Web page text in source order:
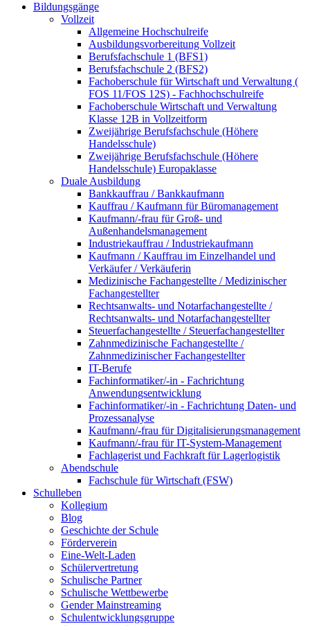
Bildungsgänge
Vollzeit
Allgemeine Hochschulreife
Ausbildungsvorbereitung Vollzeit
Berufsfachschule 1 (BFS1)
Berufsfachschule 2 (BFS2)
Fachoberschule für Wirtschaft und Verwaltung (
FOS 11/FOS 12S) - Fachhochschulreife
Fachoberschule Wirtschaft und Verwaltung
Klasse 12B in Vollzeitform
Zweijährige Berufsfachschule (Höhere
Handelsschule)
Zweijährige Berufsfachschule (Höhere
Handelsschule) Europaklasse
Duale Ausbildung
Bankkauffrau / Bankkaufmann
Kauffrau / Kaufmann für Büromanagement
Kaufmann/-frau für Groß- und
Außenhandelsmanagement
Industriekauffrau / Industriekaufmann
Kaufmann / Kauffrau im Einzelhandel und
Verkäufer / Verkäuferin
Medizinische Fachangestellte / Medizinischer
Fachangestellter
Rechtsanwalts- und Notarfachangestellte /
Rechtsanwalts- und Notarfachangestellter
Steuerfachangestellte / Steuerfachangestellter
Zahnmedizinische Fachangestellte /
Zahnmedizinischer Fachangestellter
IT-Berufe
Fachinformatiker/-in - Fachrichtung
Anwendungsentwicklung
Fachinformatiker/-in - Fachrichtung Daten- und
Prozessanalyse
Kaufmann/-frau für Digitalisierungsmanagement
Kaufmann/-frau für IT-System-Management
Fachlagerist und Fachkraft für Lagerlogistik
Abendschule
Fachschule für Wirtschaft (FSW)
Schulleben
Kollegium
Blog
Geschichte der Schule
Förderverein
Eine-Welt-Laden
Schülervertretung
Schulische Partner
Schulische Wettbewerbe
Gender Mainstreaming
Schulentwicklungsgruppe